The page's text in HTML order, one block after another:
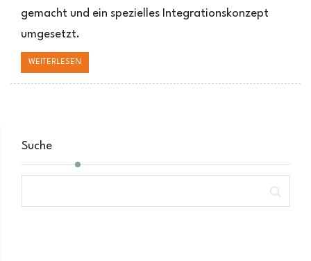
gemacht und ein spezielles Integrationskonzept
umgesetzt.
WEITERLESEN
Suche